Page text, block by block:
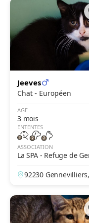
Jeeves
Chat - Européen
AGE
3 mois
ENTENTES
ASSOCIATION
La SPA - Refuge de
evilliers – Grammont
92230